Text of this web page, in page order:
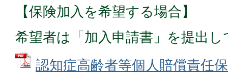
【保険加入を希望する場合】
希望者は「加入申請書」を提出
認知症高齢者等個人賠償責任